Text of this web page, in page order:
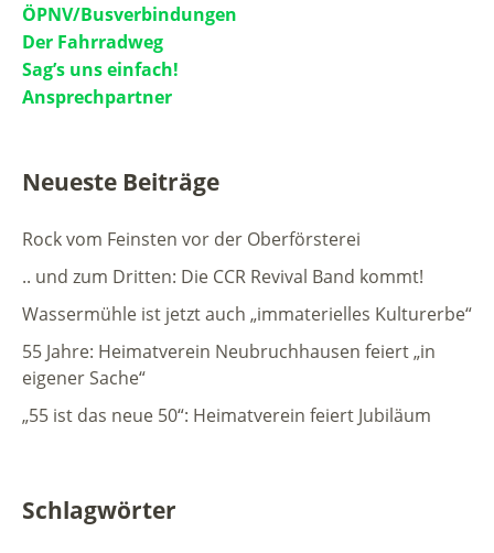
ÖPNV/Busverbindungen
Der Fahrradweg
Sag’s uns einfach!
Ansprechpartner
Neueste Beiträge
Rock vom Feinsten vor der Oberförsterei
.. und zum Dritten: Die CCR Revival Band kommt!
Wassermühle ist jetzt auch „immaterielles Kulturerbe“
55 Jahre: Heimatverein Neubruchhausen feiert „in
eigener Sache“
„55 ist das neue 50“: Heimatverein feiert Jubiläum
Schlagwörter